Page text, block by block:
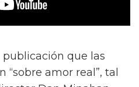
que las
“sobre amor real”, tal